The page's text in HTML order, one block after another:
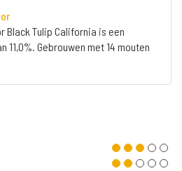
Black Tulip California is een
11,0%. Gebrouwen met 14 mouten